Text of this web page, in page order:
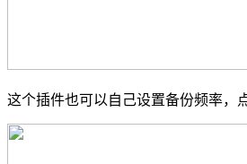
这个插件也可以自己设置备份频率，